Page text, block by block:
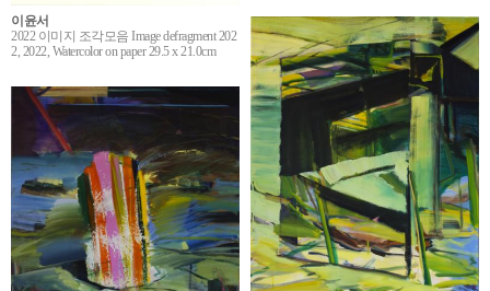
이윤서
2022 이미지 조각모음 Image defragment 202
2, 2022, Watercolor on paper 29.5 x 21.0cm